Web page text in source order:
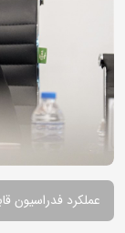
عملکرد فدراسیون